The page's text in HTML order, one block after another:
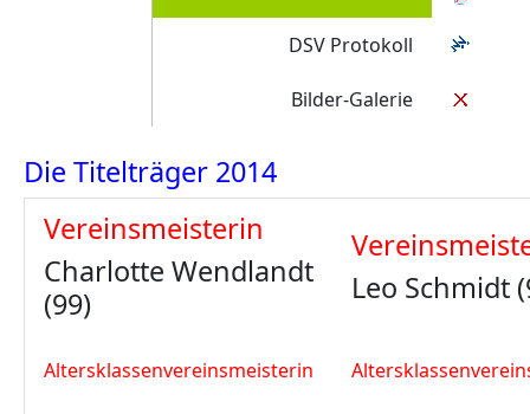
DSV Protokoll
Bilder-Galerie
Die Titelträger 2014
Vereinsmeisterin
Charlotte Wendlandt
(99)
Leo Schmidt
Altersklassenvereinsmeisterin